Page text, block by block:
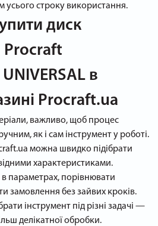
усього строку використання.
диск
Procraft
в
Procraft.ua
важливо, щоб процес
як і сам інструмент у роботі.
можна швидко підібрати
характеристиками.
в параметрах, порівнювати
замовлення без зайвих кроків.
інструмент під різні задачі —
делікатної обробки.